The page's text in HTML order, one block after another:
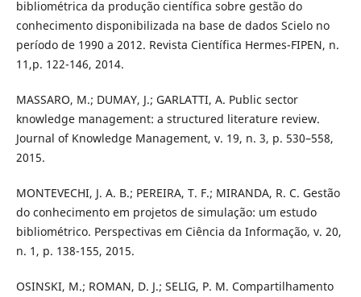
bibliométrica da produção científica sobre gestão do
conhecimento disponibilizada na base de dados Scielo no
período de 1990 a 2012. Revista Científica Hermes-FIPEN, n.
11,p. 122-146, 2014.
MASSARO, M.; DUMAY, J.; GARLATTI, A. Public sector
knowledge management: a structured literature review.
Journal of Knowledge Management, v. 19, n. 3, p. 530–558,
2015.
MONTEVECHI, J. A. B.; PEREIRA, T. F.; MIRANDA, R. C. Gestão
do conhecimento em projetos de simulação: um estudo
bibliométrico. Perspectivas em Ciência da Informação, v. 20,
n. 1, p. 138-155, 2015.
OSINSKI, M.; ROMAN, D. J.; SELIG, P. M. Compartilhamento